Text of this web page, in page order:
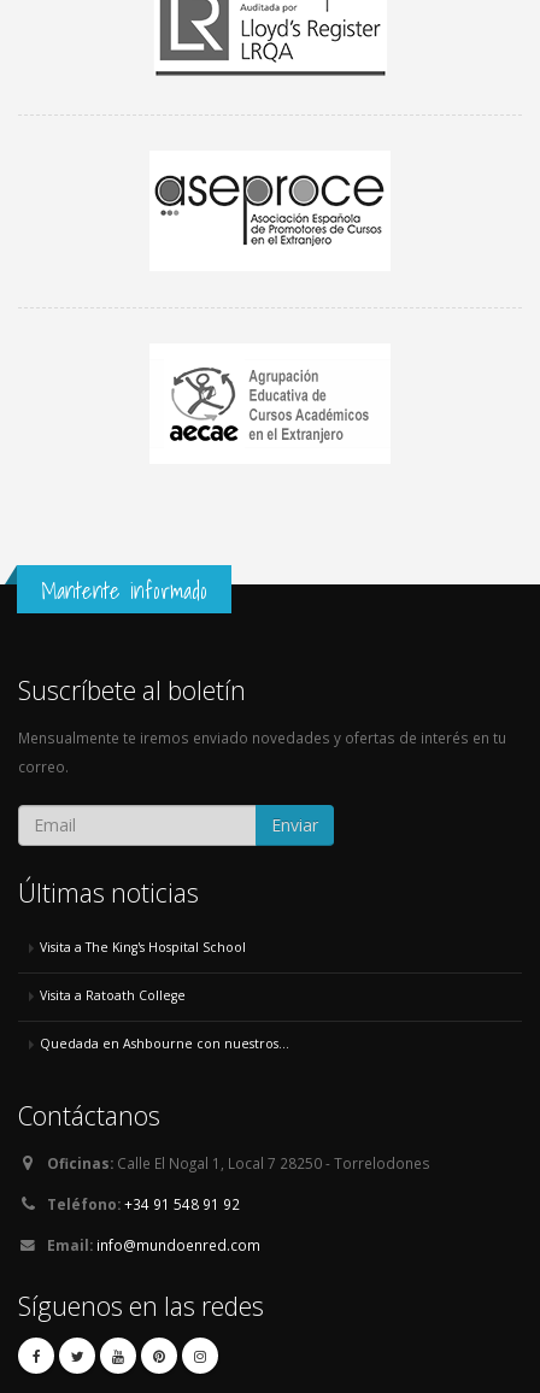
Mantente informado
Suscríbete al boletín
Mensualmente te iremos enviado novedades y ofertas de interés en tu
correo.
Enviar
Últimas noticias
Visita a The King's Hospital School
Visita a Ratoath College
Quedada en Ashbourne con nuestros...
Contáctanos
Oficinas: Calle El Nogal 1, Local 7 28250 - Torrelodones
Teléfono:+34 91 548 91 92
Email: info@mundoenred.com
Síguenos en las redes